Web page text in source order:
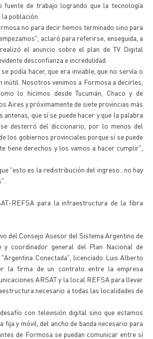
fuente de trabajo logrando que la tecnología
población.
no para decir hemos terminado sino para
aclaró para referirse, enseguida, a
el anuncio sobre el plan de TV Digital
desconfianza e incredulidad.
podía hacer, que era inviable, que no servía o
inútil. Nosotros venimos a Formosa a decirles,
lo hicimos desde Tucumán, Chaco y de
Aires y próximamente de siete provincias más
antenas, que sí se puede hacer y que la palabra
desterró del diccionario, por lo menos del
los gobiernos provinciales porque sí se puede
tiene derechos y los vamos a hacer cumplir",
"esto es la redistribución del ingreso...no hay
REFSA para la infraestructura de la fibra
del Consejo Asesor del Sistema Argentino de
coordinador general del Plan Nacional de
"Argentina Conectada", licenciado Luis Alberto
la firma de un contrato entre la empresa
ARSAT y la local REFSA para llevar
necesario a todas las localidades de
con televisión digital sino que estamos
fija y móvil, del ancho de banda necesario para
de Formosa se puedan comunicar entre sí